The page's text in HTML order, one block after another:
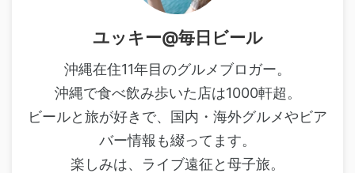
ユッキー@毎日ビール
沖縄在住11年目のグルメブロガー。
沖縄で食べ飲み歩いた店は1000軒超。
ビールと旅が好きで、国内・海外グルメやビア
バー情報も綴ってます。
楽しみは、ライブ遠征と母子旅。